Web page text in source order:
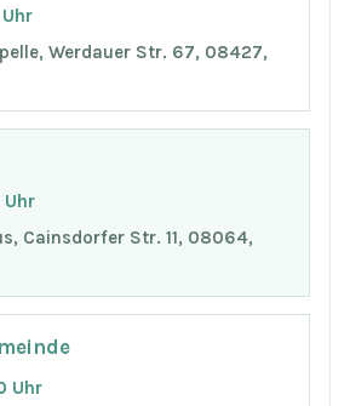
Werdauer Str. 67, 08427,
Uhr
Cainsdorfer Str. 11, 08064,
Uhr